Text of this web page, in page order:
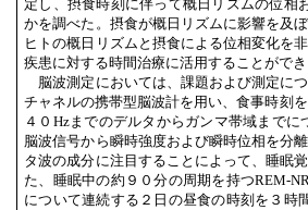
定し、摂食時刻に伴って概日リズムの位相
かを調べた。摂食が概日リズムに影響を及
ヒトの概日リズムと摂食による位相変化を
疾患に対する時間治療に活用することができ
脳波測定においては、課題および測定に
チャネルの携帯型脳波計を用い、食事時刻
４０Hzまでのデルタからガンマ帯域まで
脳波信号から瞬時強度および瞬時位相を分
タ波の成分に注目することによって、睡眠
た、睡眠中の約９０分の周期を持つREM-
について連続する２日の昼食の時刻を３時